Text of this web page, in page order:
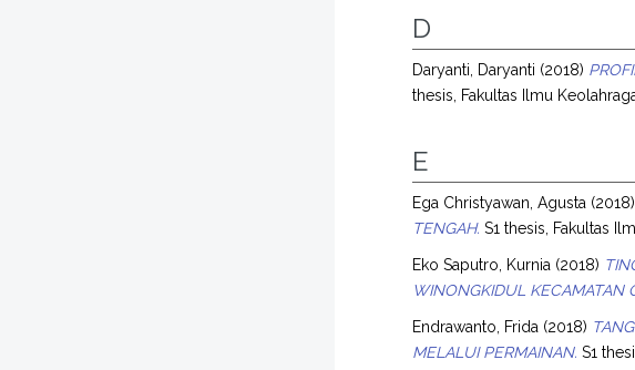
D
Daryanti, Daryanti (2018)
thesis, Fakultas Ilmu
E
Ega Christyawan, Agusta (2018)
TENGAH. S1 thesis, Fakultas
Eko Saputro, Kurnia (2018)
WINONGKIDUL KECAMATAN
Endrawanto, Frida (2018)
MELALUI PERMAINAN. S1